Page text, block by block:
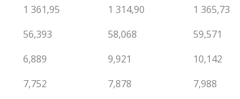
1 361,95 1 314,90
1 365,73
56,393 58,068
59,571
6,889 9,921
10,142
7,752 7,878
7,988